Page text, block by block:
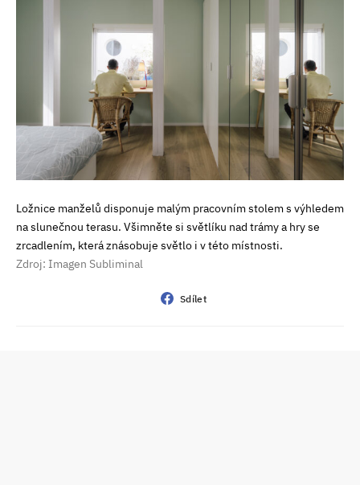
Ložnice manželů disponuje malým pracovním stolem s výhledem
na slunečnou terasu. Všimněte si světlíku nad trámy a hry se
zrcadlením, která znásobuje světlo i v této místnosti.
Zdroj: Imagen Subliminal
Sdílet